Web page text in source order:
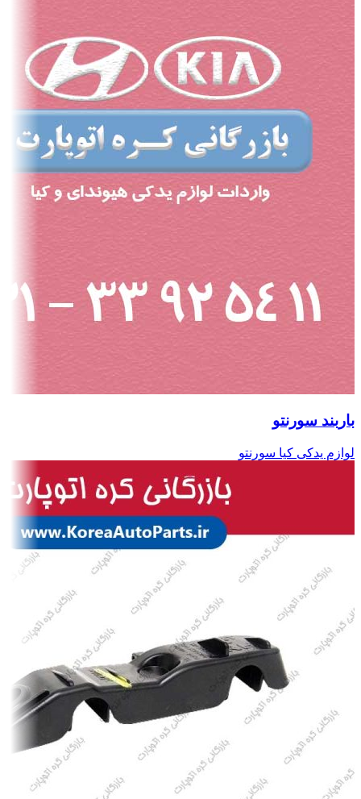
باربند سورنتو
لوازم یدکی کیا سورنتو